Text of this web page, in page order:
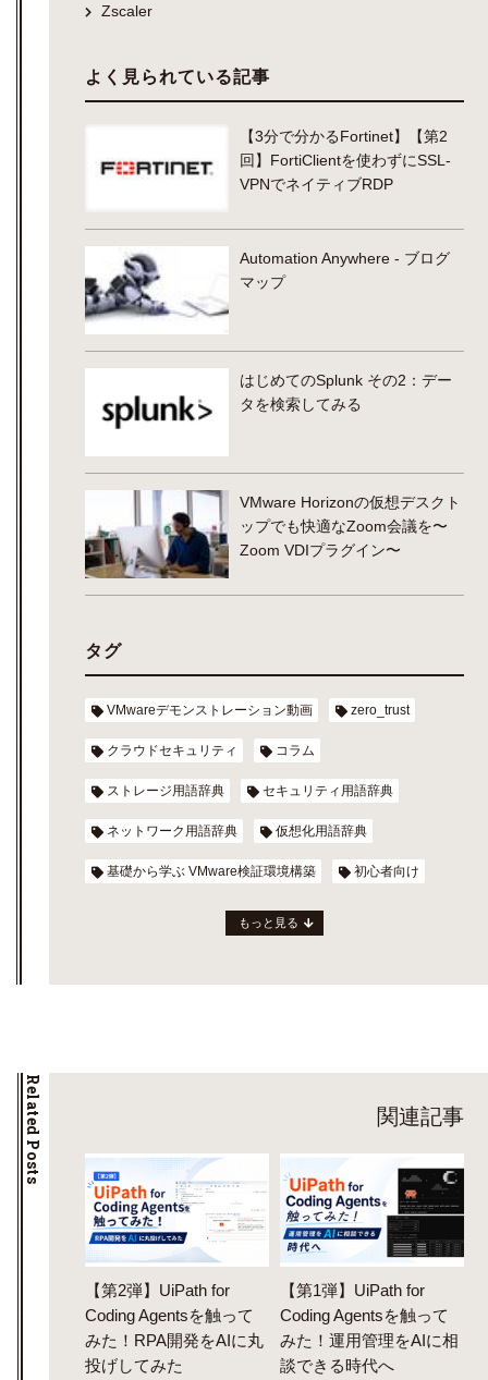
Zscaler
よく見られている記事
【3分で分かるFortinet】【第2
回】FortiClientを使わずにSSL-
VPNでネイティブRDP
Automation Anywhere - ブログ
マップ
はじめてのSplunk その2：デー
タを検索してみる
VMware Horizonの仮想デスクト
ップでも快適なZoom会議を〜
Zoom VDIプラグイン〜
タグ
VMwareデモンストレーション動画 zero_trust
クラウドセキュリティ コラム
ストレージ用語辞典 セキュリティ用語辞典
ネットワーク用語辞典 仮想化用語辞典
基礎から学ぶ VMware検証環境構築 初心者向け
もっと見る
Related Posts 関連記事
【第2弾】UiPath for
Coding Agentsを触って
みた！RPA開発をAIに丸
投げしてみた
【第1弾】UiPath for
Coding Agentsを触って
みた！運用管理をAIに相
談できる時代へ